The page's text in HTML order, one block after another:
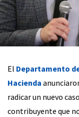
El Departamento
Hacienda
radicar un nuevo
contribuyente que